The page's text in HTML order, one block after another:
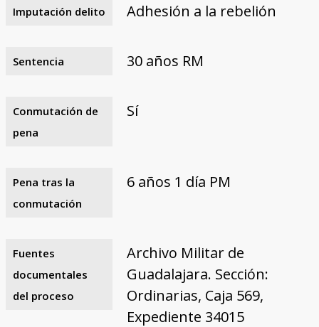
Imputación delito Adhesión a la rebelión
Sentencia 30 años RM
Conmutación de
pena
Sí
Pena tras la
conmutación
6 años 1 día PM
Fuentes
documentales
del proceso
Archivo Militar de
Guadalajara. Sección:
Ordinarias, Caja 569,
Expediente 34015